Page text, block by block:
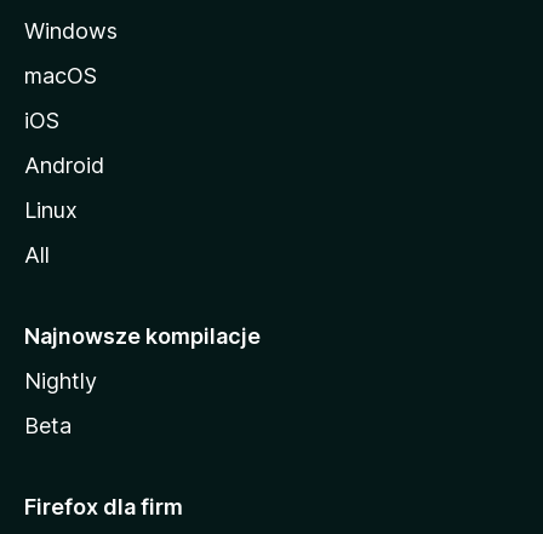
Windows
macOS
iOS
Android
Linux
All
Najnowsze kompilacje
Nightly
Beta
Firefox dla firm